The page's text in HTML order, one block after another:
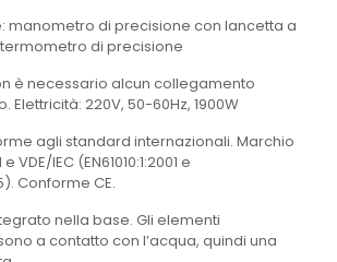
manometro di precisione con lancetta a
di precisione
è necessario alcun collegamento
Elettricità: 220V, 50-60Hz, 1900W
agli standard internazionali. Marchio
VDE/IEC (EN61010:1:2001 e
Conforme CE.
nella base. Gli elementi
a contatto con l’acqua, quindi una